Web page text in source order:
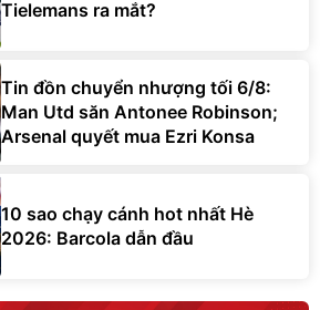
Tielemans ra mắt?
Tin đồn chuyển nhượng tối 6/8:
Man Utd săn Antonee Robinson;
Arsenal quyết mua Ezri Konsa
10 sao chạy cánh hot nhất Hè
2026: Barcola dẫn đầu